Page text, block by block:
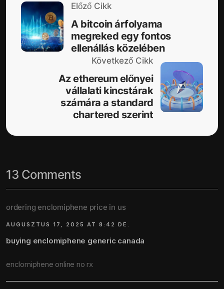
Előző Cikk
A bitcoin árfolyama
megreked egy fontos
ellenállás közelében
Következő Cikk
Az ethereum előnyei
vállalati kincstárak
számára a standard
chartered szerint
13 Comments
ordering enclomiphene price in us
AUGUSZTUS 17, 2025 AT 8:42 DE.
buying enclomiphene generic canada
enclomiphene online no rx